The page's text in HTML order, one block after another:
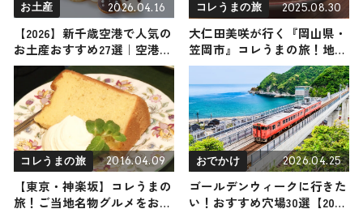
お土産 2026.04.16
【2026】新千歳空港で人気の
お土産おすすめ27選｜空港限
定から定番のお菓子やおしゃ
れなお土産・ばらまき用まで
幅広く紹介
コレうまの旅 2025.08.30
大仁田美咲が行く『岡山県・
笠岡市』コレうまの旅！地元
の人おすすめのご当地名物グ
ルメ4選 2025年8月30日放送
コレうまの旅 2016.04.09
【東京・神楽坂】コレうまの
旅！ご当地名物グルメをお届
おでかけ 2026.04.25
ゴールデンウィークに行きた
い！おすすめ穴場30選【2026